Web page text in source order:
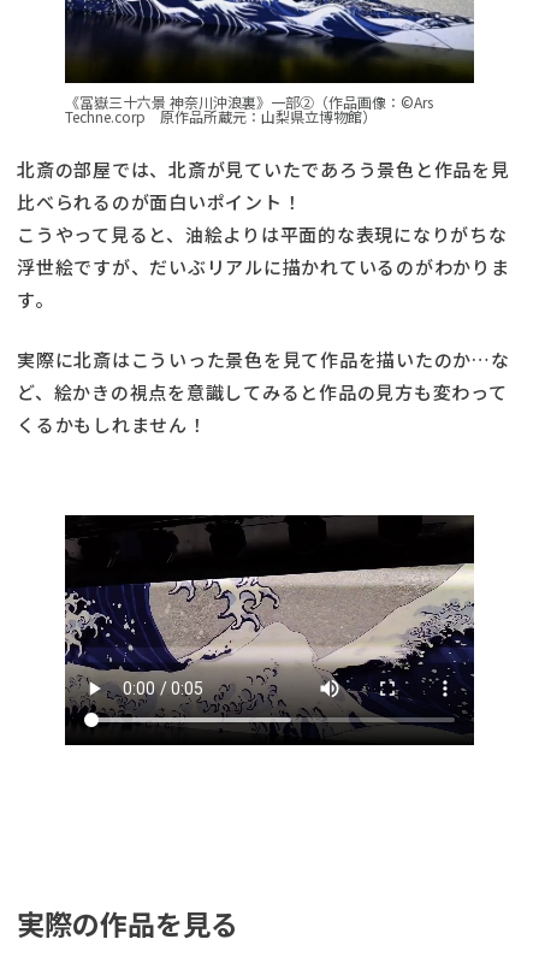
《冨嶽三十六景 神奈川沖浪裏》一部②（作品画像：©Ars
Techne.corp 原作品所蔵元：山梨県立博物館）
北斎の部屋では、北斎が見ていたであろう景色と作品を見
比べられるのが面白いポイント！
こうやって見ると、油絵よりは平面的な表現になりがちな
浮世絵ですが、だいぶリアルに描かれているのがわかりま
す。
実際に北斎はこういった景色を見て作品を描いたのか…な
ど、絵かきの視点を意識してみると作品の見方も変わって
くるかもしれません！
実際の作品を見る